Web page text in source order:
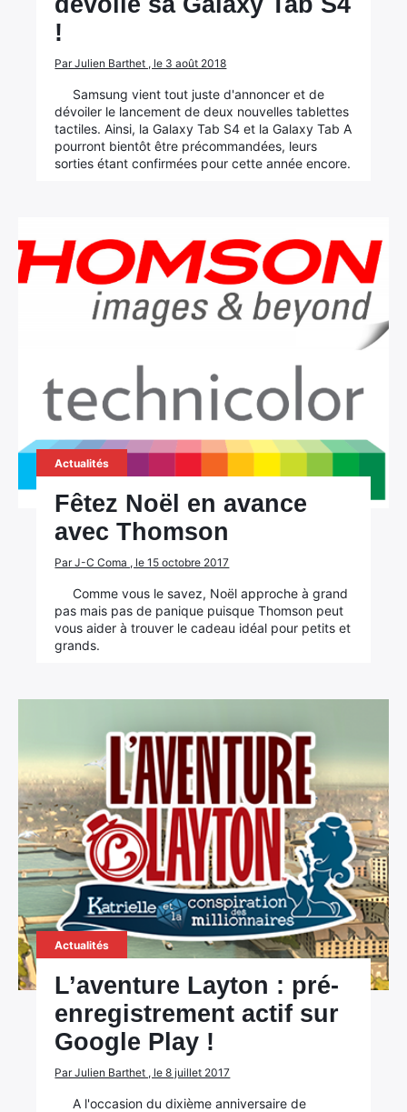
!
Par Julien Barthet , le 3 août 2018
Samsung vient tout juste d'annoncer et de
dévoiler le lancement de deux nouvelles tablettes
tactiles. Ainsi, la Galaxy Tab S4 et la Galaxy Tab A
pourront bientôt être précommandées, leurs
sorties étant confirmées pour cette année encore.
Actualités
Fêtez Noël en avance
avec Thomson
Par J-C Coma , le 15 octobre 2017
Comme vous le savez, Noël approche à grand
pas mais pas de panique puisque Thomson peut
vous aider à trouver le cadeau idéal pour petits et
grands.
Actualités
L’aventure Layton : pré-
enregistrement actif sur
Google Play !
Par Julien Barthet , le 8 juillet 2017
A l'occasion du dixième anniversaire de
Rechercher